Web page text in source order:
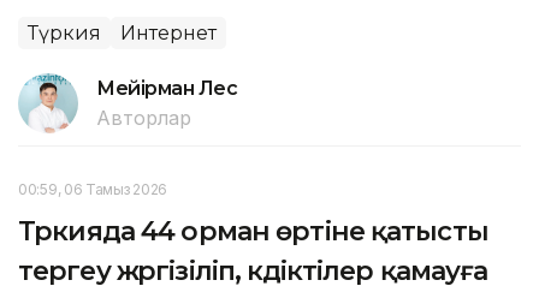
Түркия Интернет
Мейірман Лес
Авторлар
00:59, 06 Тамыз 2026
Түркияда 44 орман өртіне қатысты
тергеу жүргізіліп, күдіктілер қамауға